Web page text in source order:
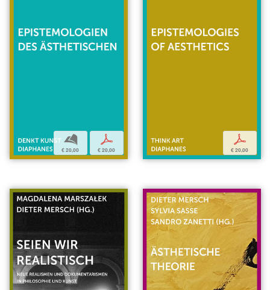
b
€ 20,00
p
€ 20,00
p
€ 20,00